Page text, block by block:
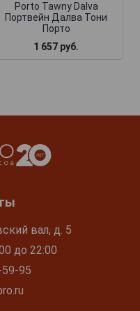
Porto Tawny Dalva
Портвейн Далва Тони
Порто
1 657 руб.
вал, д. 5
до 22:00
95